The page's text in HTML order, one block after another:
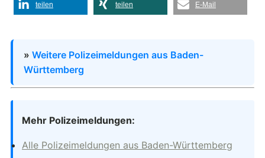
teilen teilen E-Mail
» Weitere Polizeimeldungen aus Baden-
Württemberg
Mehr Polizeimeldungen:
Alle Polizeimeldungen aus Baden-Württemberg